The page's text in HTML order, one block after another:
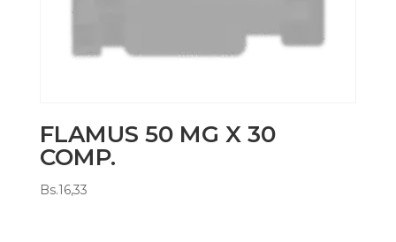
FLAMUS 50 MG X 30
COMP.
Bs.16,33